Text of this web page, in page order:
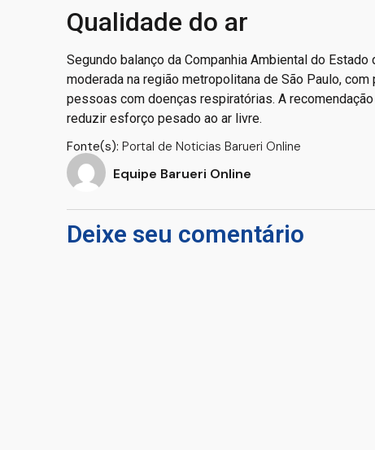
Qualidade do ar
Segundo balanço da Companhia Ambiental do
moderada na região metropolitana de São Paulo,
pessoas com doenças respiratórias. A
reduzir esforço pesado ao ar livre.
Fonte(s): Portal de Noticias Barueri Online
Equipe Barueri Online
Deixe seu comentário